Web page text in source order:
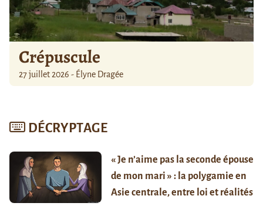
Crépuscule
27 juillet 2026 - Élyne Dragée
DÉCRYPTAGE
« Je n’aime pas la seconde épouse
de mon mari » : la polygamie en
Asie centrale, entre loi et réalités